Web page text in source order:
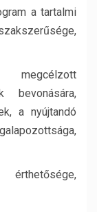
a tartalmi
bevonására,
a nyújtandó